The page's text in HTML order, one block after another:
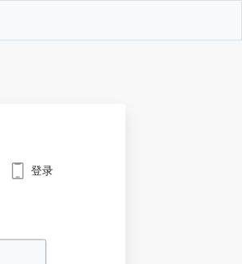
登录